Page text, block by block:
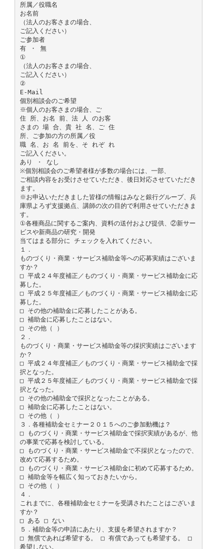
所属／役職名
お名前
（法人のお客さまの場合、
ご記入ください）
ご参加者
有 ・ 無
①
（法人のお客さまの場合、
ご記入ください）
②
E-Mail
個別相談会のご希望
※個人のお客さまの場合、ご
住 所、お名 前、法 人 のお客
さまの 場 合、貴 社 名、ご 住
所、ご参加の方の所属／役
職 名、お 名 前を、そ れぞ れ
ご記入ください。
あり ・ なし
※個別相談会のご希望者様が多数の場合には、一部、
ご相談内容をお受けさせていただき、後日対応させていただき
ます。
※お申込いただきました皆様の情報はみなと銀行グループ、兵
庫県よろず支援拠点、講師の次の目的で利用させていただきま
す。
①各種商品に関するご案内、資料の送付および提供、②新サー
ビスや新商品の研究・開発
当てはまる部分に チェックを入れてください。
１．
ものづくり・商業・サービス補助金等への応募実績はございま
すか？
□ 平成２４年度補正／ものづくり・商業・サービス補助金に応
募した。
□ 平成２５年度補正／ものづくり・商業・サービス補助金に応
募した。
□ その他の補助金に応募したことがある。
□ 補助金に応募したことはない。
□ その他（ ）
２．
ものづくり・商業・サービス補助金等の採択実績はございます
か？
□ 平成２４年度補正／ものづくり・商業・サービス補助金で採
択となった。
□ 平成２５年度補正／ものづくり・商業・サービス補助金で採
択となった。
□ その他の補助金で採択となったことがある。
□ 補助金に応募したことはない。
□ その他（ ）
３．各種補助金セミナー２０１５へのご参加動機は？
□ ものづくり・商業・サービス補助金で採択実績があるが、他
の事業で応募を検討している。
□ ものづくり・商業・サービス補助金で不採択となったので、
改めて応募するため。
□ ものづくり・商業・サービス補助金に初めて応募するため。
□ 補助金等を幅広く知っておきたいから。
□ その他（ ）
４．
これまでに、各種補助金セミナーを受講されたことはございま
すか？
□ ある □ ない
５．補助金等の申請にあたり、支援を希望されますか？
□ 無償であれば希望する。 □ 有償であっても希望する。 □